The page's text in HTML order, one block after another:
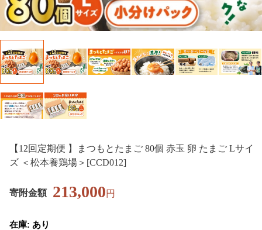
【12回定期便 】まつもとたまご 80個 赤玉 卵 たまご Lサイ
ズ ＜松本養鶏場＞[CCD012]
寄附金額 213,000円
在庫: あり